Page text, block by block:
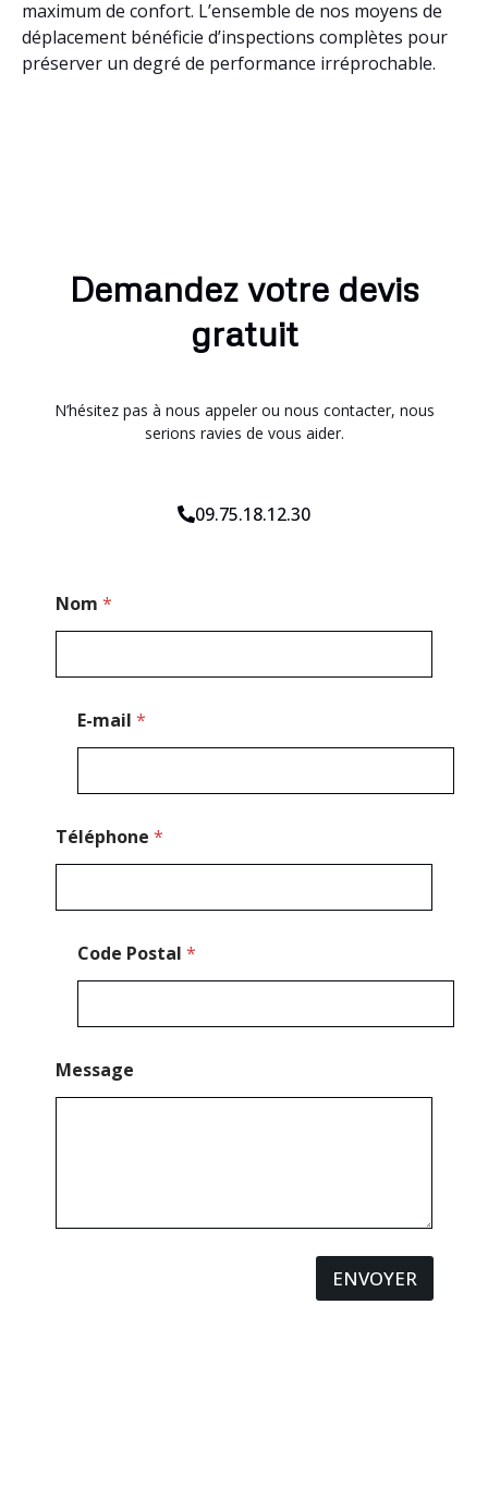
maximum de confort. L’ensemble de nos moyens de
déplacement bénéficie d’inspections complètes pour
préserver un degré de performance irréprochable.
Demandez votre devis
gratuit
N’hésitez pas à nous appeler ou nous contacter, nous
serions ravies de vous aider.
09.75.18.12.30
Nom *
E-mail *
Téléphone *
Code Postal *
Message
ENVOYER